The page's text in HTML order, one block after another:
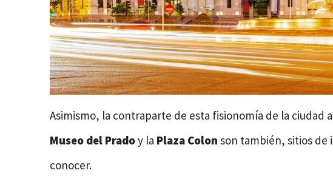
Asimismo, la contraparte de esta fisionomía de la ciudad
Museo del Pradoy la Plaza Colon son también, sitios de
conocer.